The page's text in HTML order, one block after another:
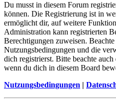
Du musst in diesem Forum
können. Die Registrierung ist in
ermöglicht dir, auf weitere
Administration kann registrierten
Berechtigungen zuweisen. Beachte
Nutzungsbedingungen und die
dich registrierst. Bitte beachte
wenn du dich in diesem Board
Nutzungsbedingungen |